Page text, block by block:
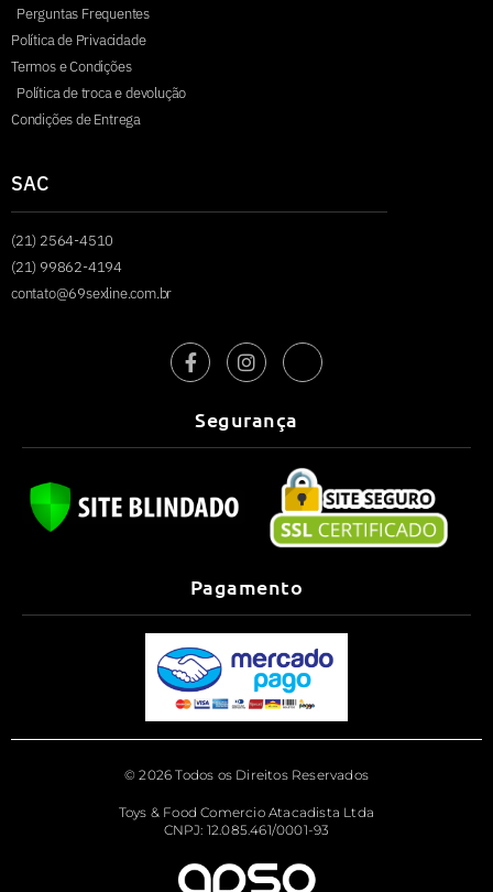
Perguntas Frequentes
Política de Privacidade
Termos e Condições
Política de troca e devolução
Condições de Entrega
SAC
(21) 2564-4510
(21) 99862-4194
contato@69sexline.com.br
Segurança
Pagamento
© 2026 Todos os Direitos Reservados
Toys & Food Comercio Atacadista Ltda
CNPJ: 12.085.461/0001-93